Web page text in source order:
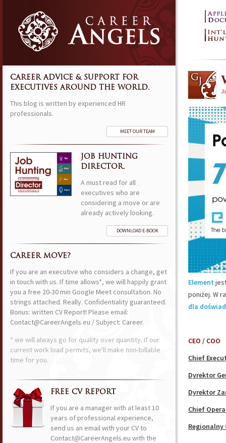
Element
poniżej. W
dla
CEO / COO
Chief
Dyrektor
Dyrektor
Chief
Regionalny
CAREER ADVICE & SUPPORT FOR
EXECUTIVES AROUND THE WORLD.
This blog is written by experienced HR
professionals.
MEET OUR TEAM
JOB HUNTING
DIRECTOR.
A must read for all
executives who are
considering a move or are
already actively looking.
DOWNLOAD E-BOOK
CAREER MOVE?
If you are an executive who considers a change, get
in touch with us. If time allows*, we will happily grant
you a free 20-30 min Google Meet consultation. No
strings attached. Really. Confidentiality guaranteed.
Bonus: written CV Report! Please email:
Contact@CareerAngels.eu / Subject: Career.
* we will always go for quality over quantity. If our
current work load permits, we'll make non-billable
time for you.
FREE CV REPORT
If you are a manager with at least 10
years of professional experience,
send us an email with your CV to
Contact@CareerAngels.eu with the